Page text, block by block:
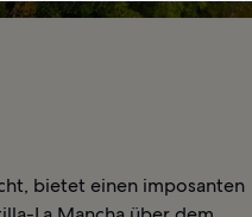
bietet einen imposanten